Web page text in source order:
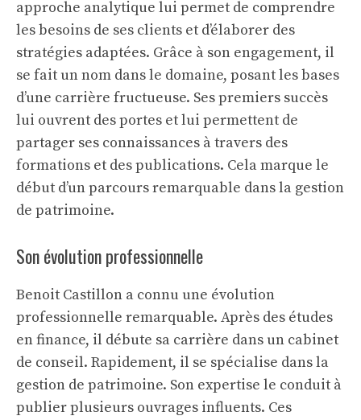
approche analytique lui permet de comprendre
les besoins de ses clients et d’élaborer des
stratégies adaptées. Grâce à son engagement, il
se fait un nom dans le domaine, posant les bases
d’une carrière fructueuse. Ses premiers succès
lui ouvrent des portes et lui permettent de
partager ses connaissances à travers des
formations et des publications. Cela marque le
début d’un parcours remarquable dans la gestion
de patrimoine.
Son évolution professionnelle
Benoit Castillon a connu une évolution
professionnelle remarquable. Après des études
en finance, il débute sa carrière dans un cabinet
de conseil. Rapidement, il se spécialise dans la
gestion de patrimoine. Son expertise le conduit à
publier plusieurs ouvrages influents. Ces